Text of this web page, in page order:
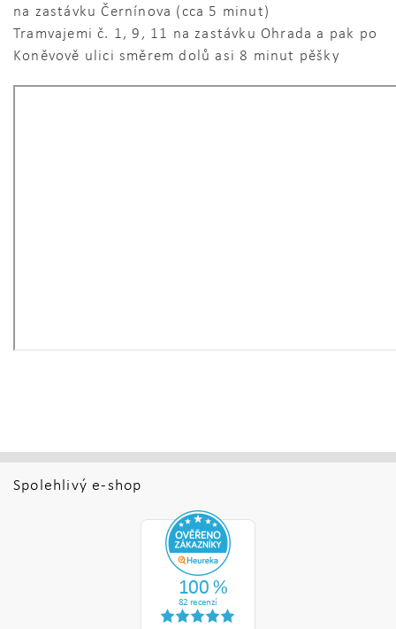
na zastávku Černínova (cca 5 minut)
Tramvajemi č. 1, 9, 11 na zastávku Ohrada a pak po
Koněvově ulici směrem dolů asi 8 minut pěšky
Spolehlivý e-shop